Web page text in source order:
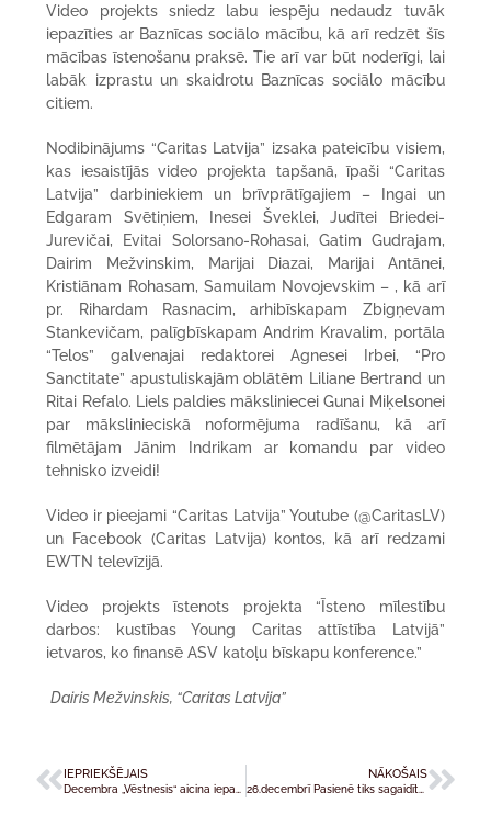
Video projekts sniedz labu iespēju nedaudz tuvāk
iepazīties ar Baznīcas sociālo mācību, kā arī redzēt šīs
mācības īstenošanu praksē. Tie arī var būt noderīgi, lai
labāk izprastu un skaidrotu Baznīcas sociālo mācību
citiem.
Nodibinājums “Caritas Latvija” izsaka pateicību visiem,
kas iesaistījās video projekta tapšanā, īpaši “Caritas
Latvija” darbiniekiem un brīvprātīgajiem – Ingai un
Edgaram Svētiņiem, Inesei Šveklei, Judītei Briedei-
Jurevičai, Evitai Solorsano-Rohasai, Gatim Gudrajam,
Dairim Mežvinskim, Marijai Diazai, Marijai Antānei,
Kristiānam Rohasam, Samuilam Novojevskim – , kā arī
pr. Rihardam Rasnacim, arhibīskapam Zbigņevam
Stankevičam, palīgbīskapam Andrim Kravalim, portāla
“Telos” galvenajai redaktorei Agnesei Irbei, “Pro
Sanctitate” apustuliskajām oblātēm Liliane Bertrand un
Ritai Refalo. Liels paldies māksliniecei Gunai Miķelsonei
par mākslinieciskā noformējuma radīšanu, kā arī
filmētājam Jānim Indrikam ar komandu par video
tehnisko izveidi!
Video ir pieejami “Caritas Latvija” Youtube (@CaritasLV)
un Facebook (Caritas Latvija) kontos, kā arī redzami
EWTN televīzijā.
Video projekts īstenots projekta “Īsteno mīlestību
darbos: kustības Young Caritas attīstība Latvijā”
ietvaros, ko finansē ASV katoļu bīskapu konference.”
Dairis Mežvinskis, “Caritas Latvija”
IEPRIEKŠĒJAIS NĀKOŠAIS